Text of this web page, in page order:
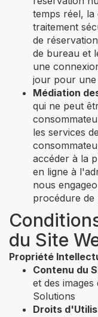
temps réel, la
traitement
de
de bureau et
une
jour pour une
Médiation
qui ne peut
les services
accéder à la
en ligne à
nous
procédure de
du Site
Propriété
Contenu du
et des
Solutions
Droits